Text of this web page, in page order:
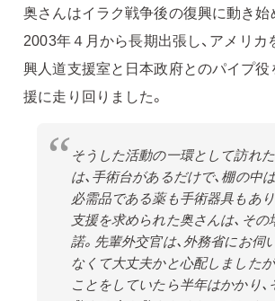
奥さんはイラク戦争後の復興に動き始
2003年４月から長期出張し、アメリカ
興人道支援室と日本政府とのパイプ役
援に走り回りました。
そうした活動の一環として訪れ
は、手術台があるだけで、棚の中
必需品である薬も手術器具もあり
支援を求められた奥さんは、その
諾。先輩外交官は、外務省にお伺
なくて大丈夫かと心配しましたが
ことをしていたら半年はかかり、